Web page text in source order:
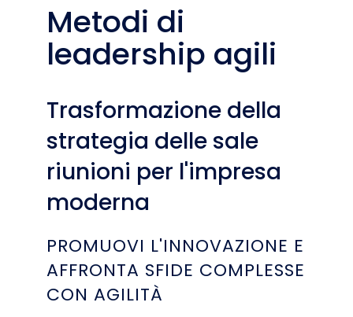
Metodi di
leadership agili
Trasformazione della
strategia delle sale
riunioni per l'impresa
moderna
PROMUOVI L'INNOVAZIONE E
AFFRONTA SFIDE COMPLESSE
CON AGILITÀ